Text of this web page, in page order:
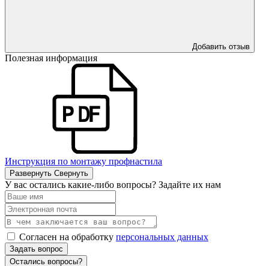
Добавить отзыв
Полезная информация
Инструкция по монтажу профнастила
Развернуть Свернуть
У вас остались какие-либо вопросы? Задайте их нам
Согласен на обработку персональных данных
Задать вопрос
Остались вопросы?